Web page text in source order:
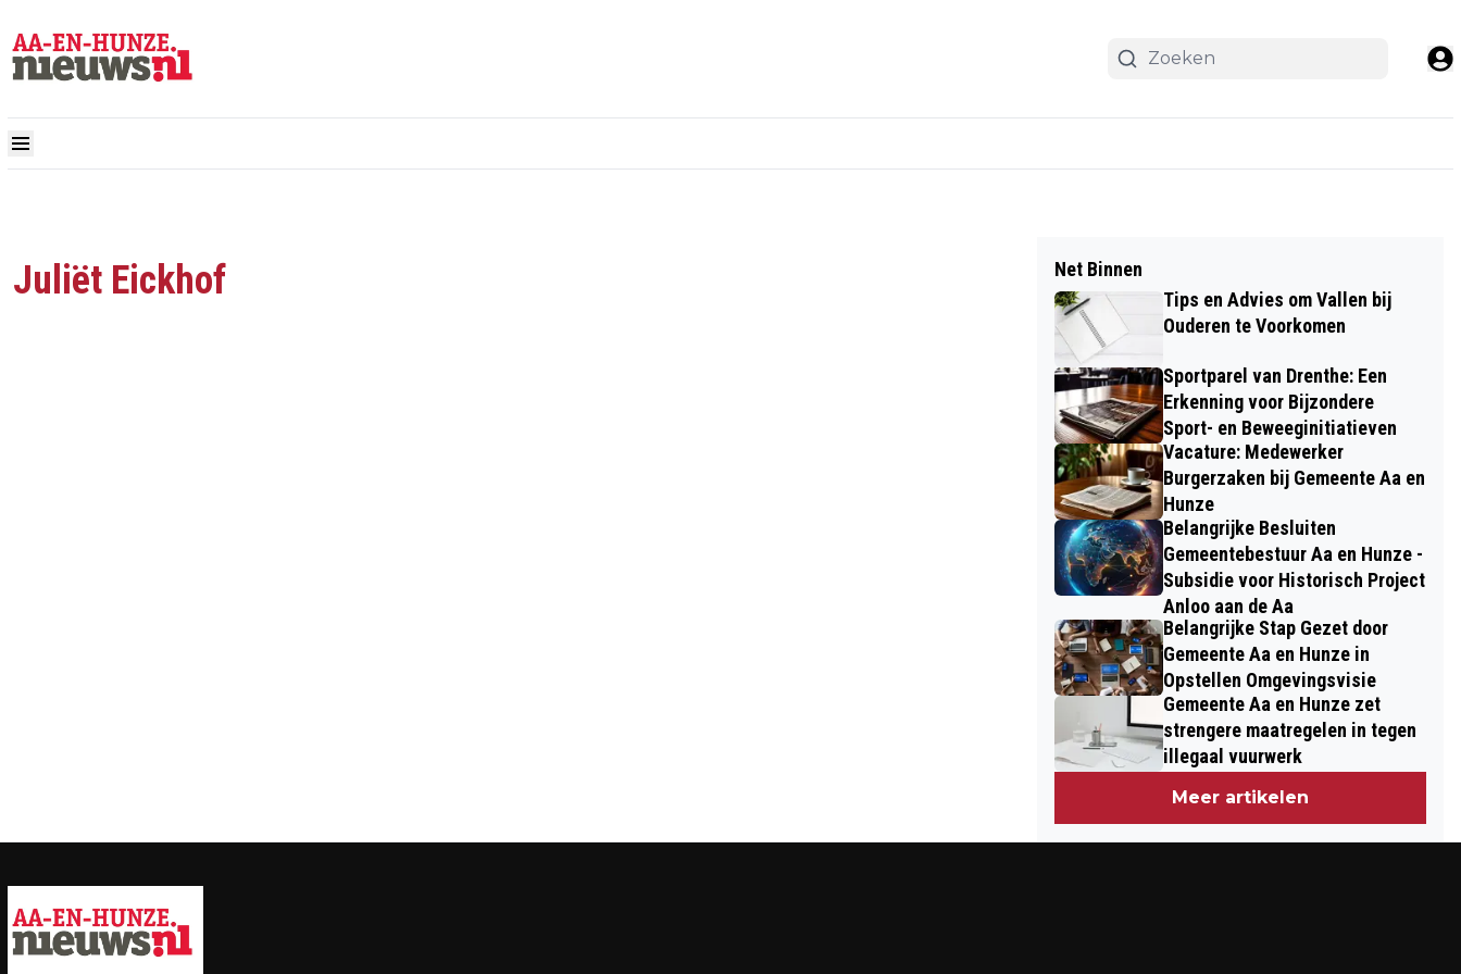
Juliët Eickhof
Net Binnen
Tips en Advies om Vallen bij
Ouderen te Voorkomen
Sportparel van Drenthe: Een
Erkenning voor Bijzondere
Sport- en Beweeginitiatieven
Vacature: Medewerker
Burgerzaken bij Gemeente Aa en
Hunze
Belangrijke Besluiten
Gemeentebestuur Aa en Hunze -
Subsidie voor Historisch Project
Anloo aan de Aa
Belangrijke Stap Gezet door
Gemeente Aa en Hunze in
Opstellen Omgevingsvisie
Gemeente Aa en Hunze zet
strengere maatregelen in tegen
illegaal vuurwerk
Meer artikelen